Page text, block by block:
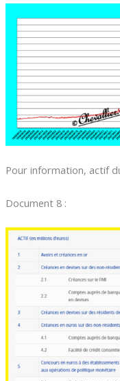
Pour information, actif
Document 8 :